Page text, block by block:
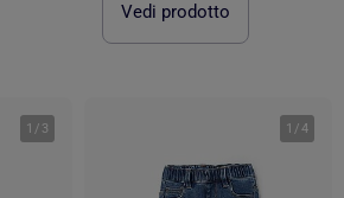
Vedi prodotto
1 / 3 1 /4